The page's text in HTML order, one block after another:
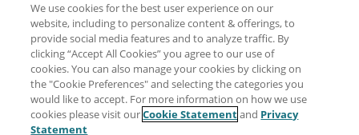
Partager : Courriel Twitter
We use cookies for the best user experience on our
website, including to personalize content & offerings, to
provide social media features and to analyze traffic. By
clicking “Accept All Cookies” you agree to our use of
cookies. You can also manage your cookies by clicking on
the "Cookie Preferences" and selecting the categories you
would like to accept. For more information on how we use
cookies please visit ourCookie Statementand Privacy
Statement